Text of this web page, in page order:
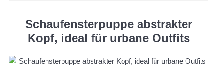
Schaufensterpuppe abstrakter
Kopf, ideal für urbane Outfits